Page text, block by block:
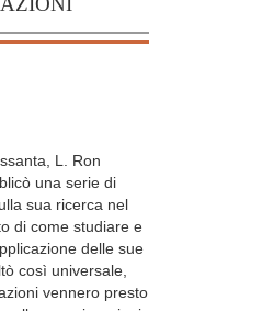
L. Ron
una serie di
sua ricerca nel
di come studiare e
delle sue
così universale,
vennero presto